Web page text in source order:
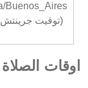
Buenos_Aires
(توقيت جرينتش -
اوقات